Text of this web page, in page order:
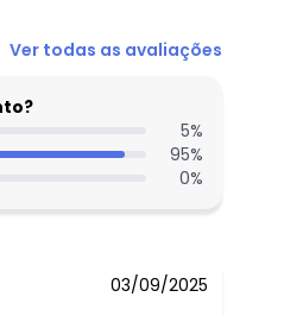
N/D*
N/D*
N/D*
N/D*
N/D*
Ver todas as avaliações
5%
95%
0%
03/09/2025